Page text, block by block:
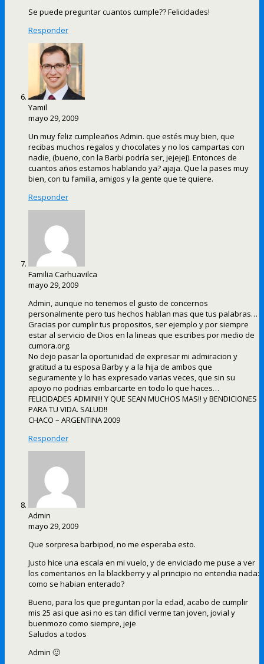
Se puede preguntar cuantos cumple?? Felicidades!
Responder
Yamil
mayo 29, 2009
Un muy feliz cumpleaños Admin. que estés muy bien, que
recibas muchos regalos y chocolates y no los campartas con
nadie, (bueno, con la Barbi podría ser, jejejej). Entonces de
cuantos años estamos hablando ya? ajaja. Que la pases muy
bien, con tu familia, amigos y la gente que te quiere.
Responder
Familia Carhuavilca
mayo 29, 2009
Admin, aunque no tenemos el gusto de concernos
personalmente pero tus hechos hablan mas que tus palabras…
Gracias por cumplir tus propositos, ser ejemplo y por siempre
estar al servicio de Dios en la lineas que escribes por medio de
cumora.org.
No dejo pasar la oportunidad de expresar mi admiracion y
gratitud a tu esposa Barby y a la hija de ambos que
seguramente y lo has expresado varias veces, que sin su
apoyo no podrias embarcarte en todo lo que haces…
FELICIDADES ADMIN!!! Y QUE SEAN MUCHOS MAS!! y BENDICIONES
PARA TU VIDA. SALUD!!
CHACO – ARGENTINA 2009
Responder
Admin
mayo 29, 2009
Que sorpresa barbipod, no me esperaba esto.
Justo hice una escala en mi vuelo, y de enviciado me puse a ver
los comentarios en la blackberry y al principio no entendia nada:
como se habian enterado?
Bueno, para los que preguntan por la edad, acabo de cumplir
mis 25 asi que asi no es tan dificil verme tan joven, jovial y
buenmozo como siempre, jeje
Saludos a todos
Admin 🙂